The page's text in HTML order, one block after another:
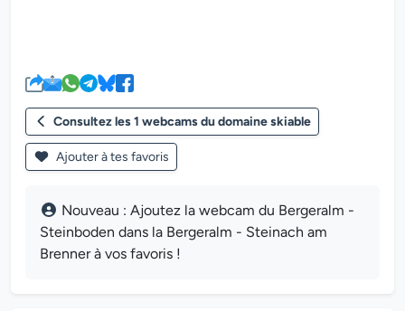
Consultez les 1 webcams du domaine skiable
Ajouter à tes favoris
Nouveau : Ajoutez la webcam du Bergeralm -
Steinboden dans la Bergeralm - Steinach am
Brenner à vos favoris !